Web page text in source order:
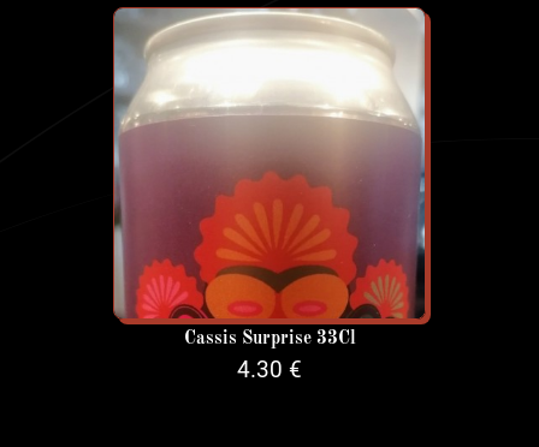
Cassis Surprise 33Cl
4.30 €